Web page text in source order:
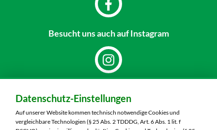
Besucht unsauch auf Instagram
MARKTKAUF Bautzen
Niederkainaer Straße 14
02625 Bautzen
Datenschutz-Einstellungen
Auf unserer Website kommen technisch notwendige Cookies und
vergleichbare Technologien (§ 25 Abs. 2 TDDDG, Art. 6 Abs. 1 lit. f